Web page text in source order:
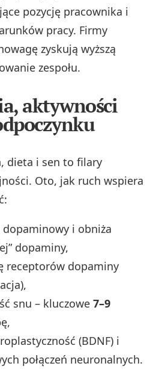
pozycję pracownika i
pracy. Firmy
zyskują wyższą
zespołu.
aktywności
dieta i sen to filary
Oto, jak ruch wspiera
dopaminowy i obniża
dopaminy,
receptorów dopaminy
snu – kluczowe7–9
(BDNF) i
połączeń neuronalnych.